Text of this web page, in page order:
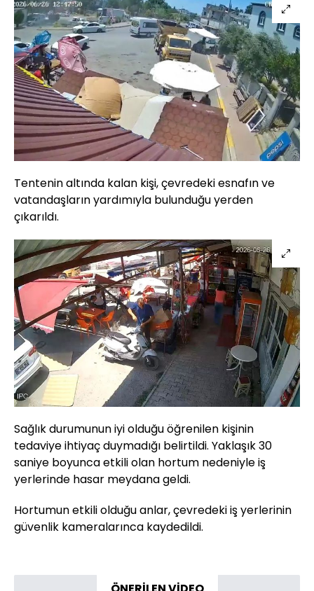
Tentenin altında kalan kişi, çevredeki esnafın ve
vatandaşların yardımıyla bulunduğu yerden
çıkarıldı.
Sağlık durumunun iyi olduğu öğrenilen kişinin
tedaviye ihtiyaç duymadığı belirtildi. Yaklaşık 30
saniye boyunca etkili olan hortum nedeniyle iş
yerlerinde hasar meydana geldi.
Hortumun etkili olduğu anlar, çevredeki iş yerlerinin
güvenlik kameralarınca kaydedildi.